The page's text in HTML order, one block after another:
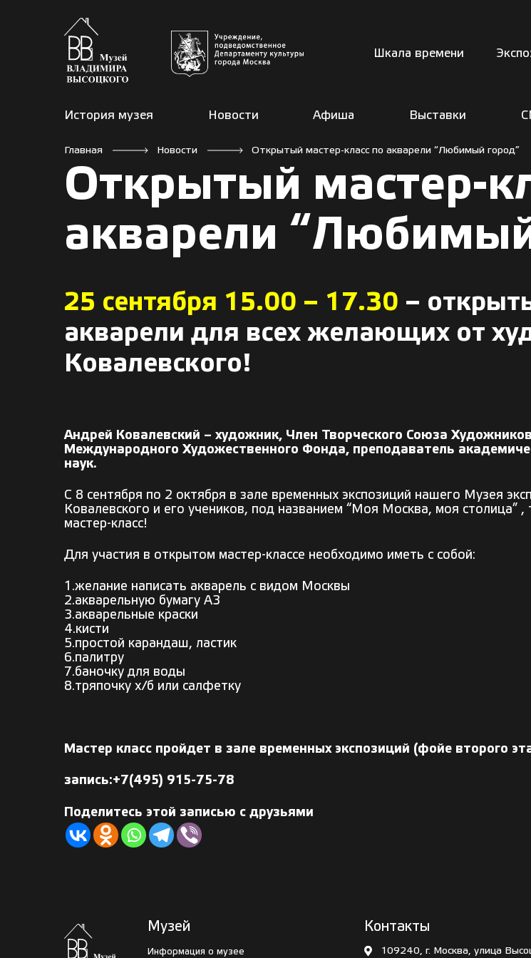
Шкала времени
История музея Новости Афиша Выставки
Главная Новости Открытый мастер-класс по акварели “Любимый город”
Открытый мастер-
акварели
25 сентября 15.00 – 17.30 –
акварели для всех желающих от
Ковалевского!
Андрей Ковалевский – художник, Член Творческого Союза
Международного Художественного Фонда, преподаватель
наук.
С 8 сентября по 2 октября в зале временных экспозиций нашего Музея
Ковалевского и его учеников, под названием “Моя Москва, моя столица” ,
мастер-класс!
Для участия в открытом мастер-классе необходимо иметь с собой:
1.желание написать акварель с видом Москвы
2.акварельную бумагу А3
3.акварельные краски
4.кисти
5.простой карандаш, ластик
6.палитру
7.баночку для воды
8.тряпочку х/б или салфетку
Мастер класс пройдет в зале временных экспозиций (фойе второго
запись:+7(495) 915-75-78
Поделитесь этой записью с друзьями
Музей
Информация о музее
Контакты
109240, г. Москва, улица